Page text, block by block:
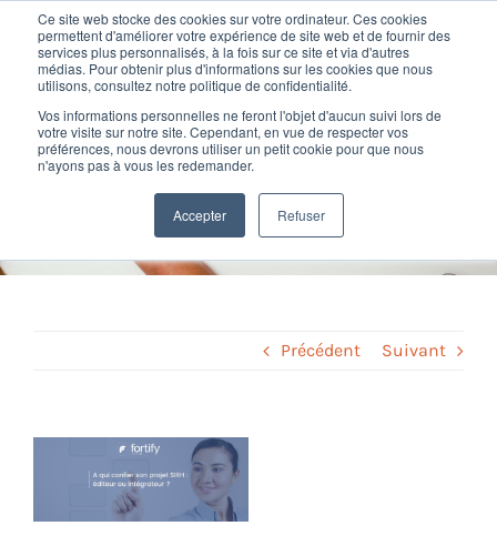
Ce site web stocke des cookies sur votre ordinateur. Ces cookies
permettent d'améliorer votre expérience de site web et de fournir des
services plus personnalisés, à la fois sur ce site et via d'autres
médias. Pour obtenir plus d'informations sur les cookies que nous
utilisons, consultez notre politique de confidentialité.
Vos informations personnelles ne feront l'objet d'aucun suivi lors de
votre visite sur notre site. Cependant, en vue de respecter vos
préférences, nous devrons utiliser un petit cookie pour que nous
n'ayons pas à vous les redemander.
Accepter Refuser
Passer
contenu
Nos offres
Formation
Nos clients
Fortify
Support
À qui confier son projet SIRH :
éditeur ou intégrateur ?
»À qui confier son projet SIRH : éditeur ou
intégrateur ?
Précédent Suivant
l'image
agrandie